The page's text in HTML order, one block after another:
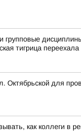
групповые
тигрица переехала
Октябрьской для
как коллеги в